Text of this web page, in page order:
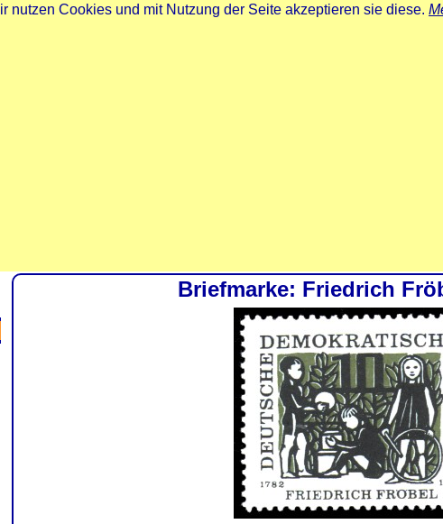
nutzen Cookies und mit Nutzung der Seite akzeptieren sie diese.
Briefmarke: Friedrich